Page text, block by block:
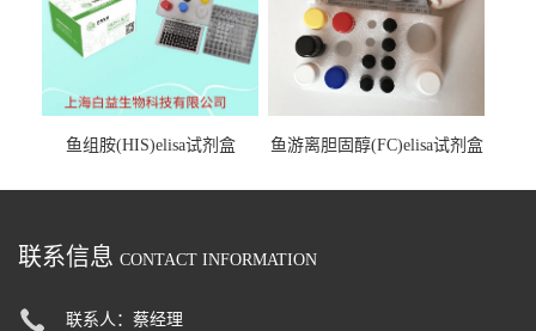
鱼组胺(HIS)elisa试剂盒 鱼游离胆固醇(FC)elisa试剂盒
联系信息 CONTACT INFORMATION
联系人：蔡经理